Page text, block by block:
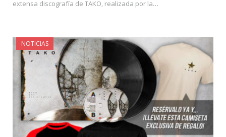
extensa discografía de TAKO, realizada por la…
NOTICIAS